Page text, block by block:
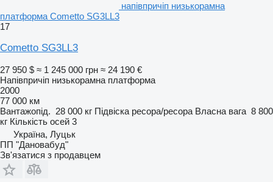
напівпричіп низькорамна
платформа Cometto SG3LL3
17
Cometto SG3LL3
27 950 $ ≈ 1 245 000 грн ≈ 24 190 €
Напівпричіп низькорамна платформа
2000
77 000 км
Вантажопід. 28 000 кг Підвіска ресора/ресора Власна вага 8 800
кг Кількість осей 3
Україна, Луцьк
ПП "Дановабуд"
Зв'язатися з продавцем